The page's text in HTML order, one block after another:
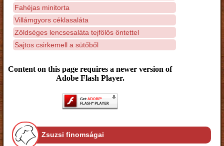
Fahéjas minitorta
Villámgyors céklasaláta
Zöldséges lencsesaláta tejfölös öntettel
Sajtos csirkemell a sütőből
Content on this page requires a newer version of
Adobe Flash Player.
Zsuzsi finomságai